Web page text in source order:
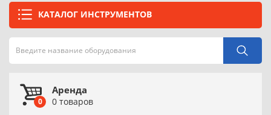
КАТАЛОГ ИНСТРУМЕНТОВ
0
Аренда
0 товаров